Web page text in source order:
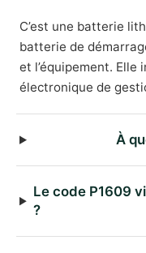
C’est une batterie
batterie de
et l’équipement.
électronique de
À
Le code P1609
?